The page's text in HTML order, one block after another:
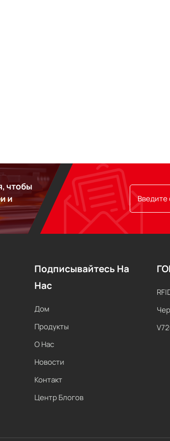
чтобы
и
Подписывайтесь На
Нас
Дом
Продукты
О Нас
Новости
Контакт
Центр Блогов